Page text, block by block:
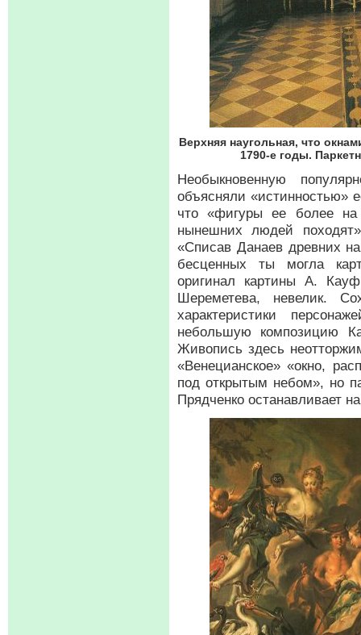
Верхняя наугольная, что
1790-е годы.
Необыкновенную
объясняли «истинностью»
что «фигуры ее более на
нынешних людей
«Списав Данаев древних
бесценных ты могла
оригинал картины А.
Шереметева, невелик.
характеристики
небольшую композицию
Живопись здесь
«Венецианское» «окно,
под открытым небом», но
Прядченко останавливает